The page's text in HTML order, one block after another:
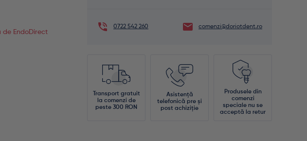
de EndoDirect
0722 542 260 comenzi@doriotdent.ro
Transport gratuit
la comenzi de
peste 300 RON
Asistență
telefonică pre și
post achiziție
Produsele din
comenzi
speciale nu se
acceptă la retur